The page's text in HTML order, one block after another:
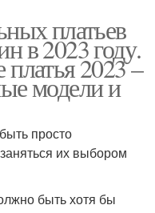
платьев
в 2023 году.
2023 –
модели и
просто
их выбором
быть хотя бы